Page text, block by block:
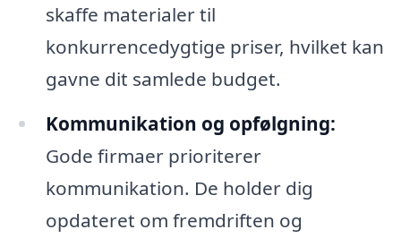
skaffe materialer til
konkurrencedygtige priser, hvilket kan
gavne dit samlede budget.
Kommunikation og opfølgning:
Gode firmaer prioriterer
kommunikation. De holder dig
opdateret om fremdriften og